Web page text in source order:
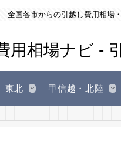
全国各市からの引越し費用相場
東北 甲信越・北陸